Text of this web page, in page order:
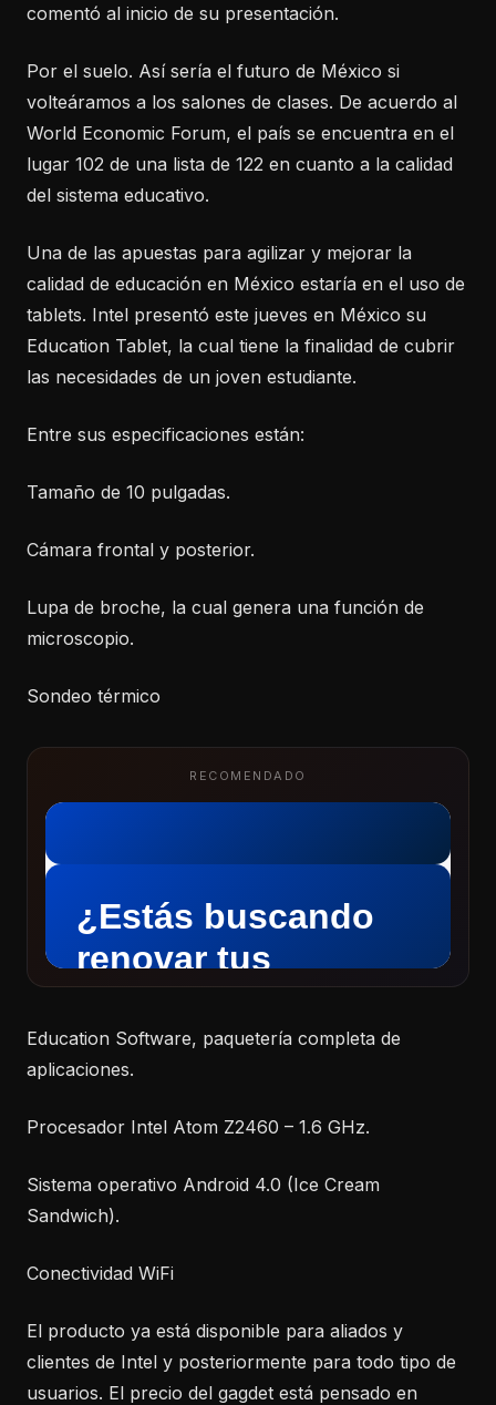
comentó al inicio de su presentación.
Por el suelo. Así sería el futuro de México si
volteáramos a los salones de clases. De acuerdo al
World Economic Forum, el país se encuentra en el
lugar 102 de una lista de 122 en cuanto a la calidad
del sistema educativo.
Una de las apuestas para agilizar y mejorar la
calidad de educación en México estaría en el uso de
tablets. Intel presentó este jueves en México su
Education Tablet, la cual tiene la finalidad de cubrir
las necesidades de un joven estudiante.
Entre sus especificaciones están:
Tamaño de 10 pulgadas.
Cámara frontal y posterior.
Lupa de broche, la cual genera una función de
microscopio.
Sondeo térmico
RECOMENDADO
Education Software, paquetería completa de
aplicaciones.
Procesador Intel Atom Z2460 – 1.6 GHz.
Sistema operativo Android 4.0 (Ice Cream
Sandwich).
Conectividad WiFi
El producto ya está disponible para aliados y
clientes de Intel y posteriormente para todo tipo de
usuarios. El precio del gagdet está pensado en